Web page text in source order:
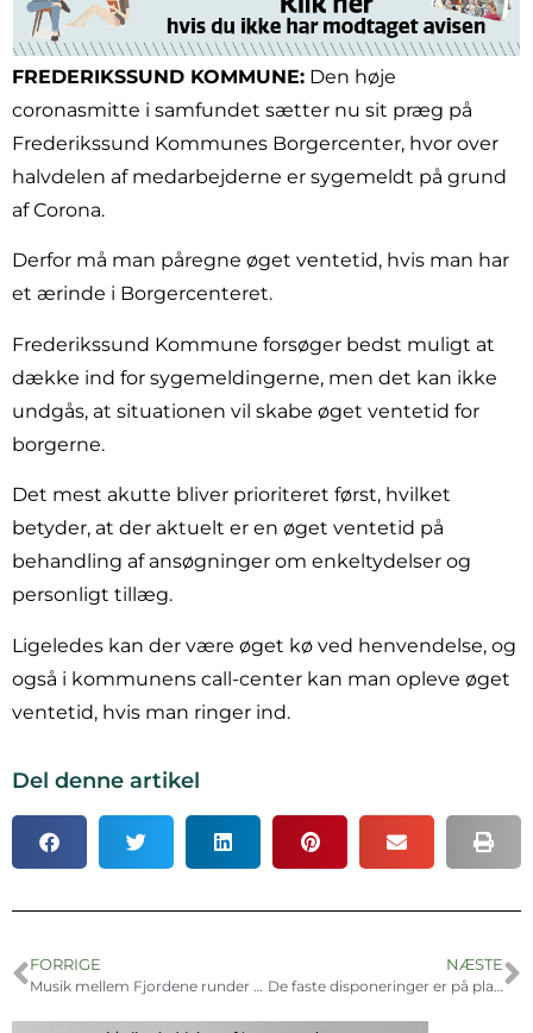
FREDERIKSSUND KOMMUNE: Den høje
coronasmitte i samfundet sætter nu sit præg på
Frederikssund Kommunes Borgercenter, hvor over
halvdelen af medarbejderne er sygemeldt på grund
af Corona.
Derfor må man påregne øget ventetid, hvis man har
et ærinde i Borgercenteret.
Frederikssund Kommune forsøger bedst muligt at
dække ind for sygemeldingerne, men det kan ikke
undgås, at situationen vil skabe øget ventetid for
borgerne.
Det mest akutte bliver prioriteret først, hvilket
betyder, at der aktuelt er en øget ventetid på
behandling af ansøgninger om enkeltydelser og
personligt tillæg.
Ligeledes kan der være øget kø ved henvendelse, og
også i kommunens call-center kan man opleve øget
ventetid, hvis man ringer ind.
Del denne artikel
FORRIGE
Musik mellem Fjordene runder de første 5 år
NÆSTE
De faste disponeringer er på plads